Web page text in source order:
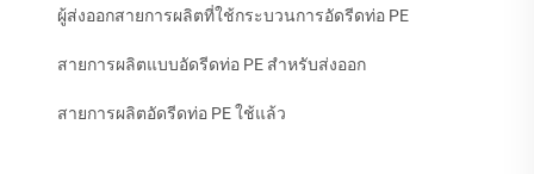
ผู้ส่งออกสายการผลิตที่ใช้กระบวนการอัดรีดท่อ PE
สายการผลิตแบบอัดรีดท่อ PE สำหรับส่งออก
สายการผลิตอัดรีดท่อ PE ใช้แล้ว